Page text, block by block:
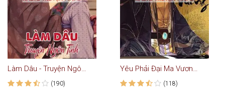
Làm Dâu - Truyện Ngôn Tình
(190)
Yêu Phải Đại Ma Vương - Truyện Ngôn Tình
(118)